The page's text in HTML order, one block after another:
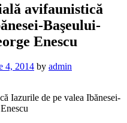
avifaunistică
Başeului-
Enescu
4, 2014 by admin
Iazurile de pe valea Ibănesei-